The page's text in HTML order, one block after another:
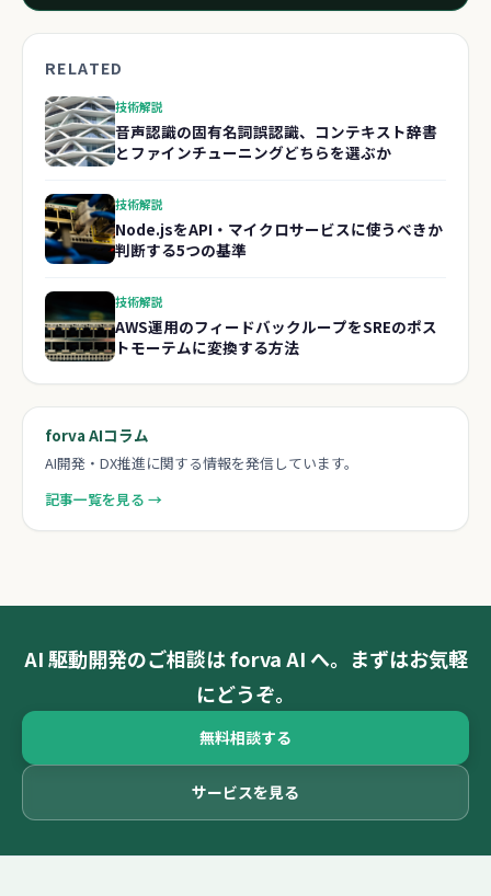
RELATED
技術解説
音声認識の固有名詞誤認識、コンテキスト辞書
とファインチューニングどちらを選ぶか
技術解説
Node.jsをAPI・マイクロサービスに使うべきか
判断する5つの基準
技術解説
AWS運用のフィードバックループをSREのポス
トモーテムに変換する方法
forva AIコラム
AI開発・DX推進に関する情報を発信しています。
記事一覧を見る →
AI 駆動開発のご相談は forva AI へ。まずはお気軽
にどうぞ。
無料相談する
サービスを見る